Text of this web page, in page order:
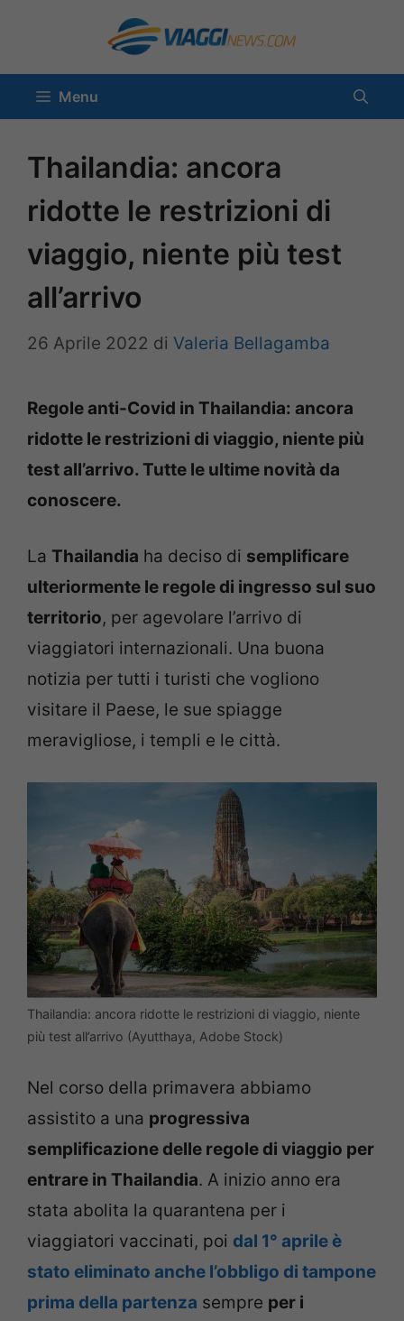
contenuto
Menu
Thailandia: ancora
ridotte le restrizioni di
viaggio, niente più test
all’arrivo
26 Aprile 2022 di Valeria Bellagamba
Regole anti-Covid in Thailandia: ancora
ridotte le restrizioni di viaggio, niente più
test all’arrivo. Tutte le ultime novità da
conoscere.
La Thailandia ha deciso di semplificare
ulteriormente le regole di ingresso sul suo
territorio, per agevolare l’arrivo di
viaggiatori internazionali. Una buona
notizia per tutti i turisti che vogliono
visitare il Paese, le sue spiagge
meravigliose, i templi e le città.
Thailandia: ancora ridotte le restrizioni di viaggio, niente
più test all’arrivo (Ayutthaya, Adobe Stock)
Nel corso della primavera abbiamo
assistito a una progressiva
semplificazione delle regole di viaggio per
entrare in Thailandia. A inizio anno era
stata abolita la quarantena per i
viaggiatori vaccinati, poi dal 1° aprile è
stato eliminato anche l’obbligo di tampone
prima della partenza sempre per i